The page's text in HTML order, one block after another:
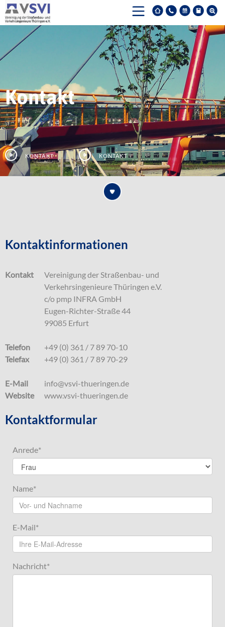
Kontakt
Kontakt Kontakt
Kontaktinformationen
Kontakt
Vereinigung der Straßenbau- und
Verkehrsingenieure Thüringen e.V.
c/o pmp INFRA GmbH
Eugen-Richter-Straße 44
99085 Erfurt
Telefon
+49 (0) 361 / 7 89 70-10
Telefax
+49 (0) 361 / 7 89 70-29
E-Mail
info@vsvi-thueringen.de
Website
www.vsvi-thueringen.de
Kontaktformular
Anrede*
Name*
E-Mail*
Nachricht*